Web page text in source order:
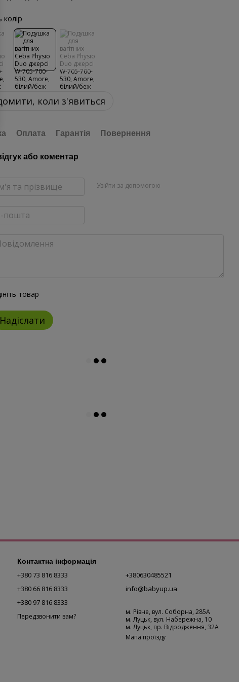
колір
коли з'явиться
Оплата Гарантія Повернення
або коментар
Увійти за допомогою
товар
Надіслати
Контактна інформація
+380 73 816 8333
+380 66 816 8333
+380 97 816 8333
Передзвонити вам?
+380630485521
info@babyup.ua
м. Рівне, вул. Соборна, 285А
м. Луцьк, вул. Набережна, 10
м. Луцьк, пр. Відродження, 32А
Мапа проїзду